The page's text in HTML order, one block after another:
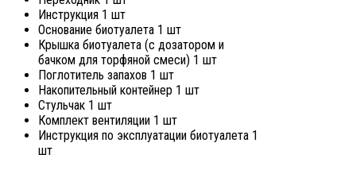
Инструкция 1 шт
Основание биотуалета 1 шт
Крышка биотуалета (с дозатором и
бачком для торфяной смеси) 1 шт
Поглотитель запахов 1 шт
Накопительный контейнер 1 шт
Стульчак 1 шт
Комплект вентиляции 1 шт
Инструкция по эксплуатации биотуалета 1
шт